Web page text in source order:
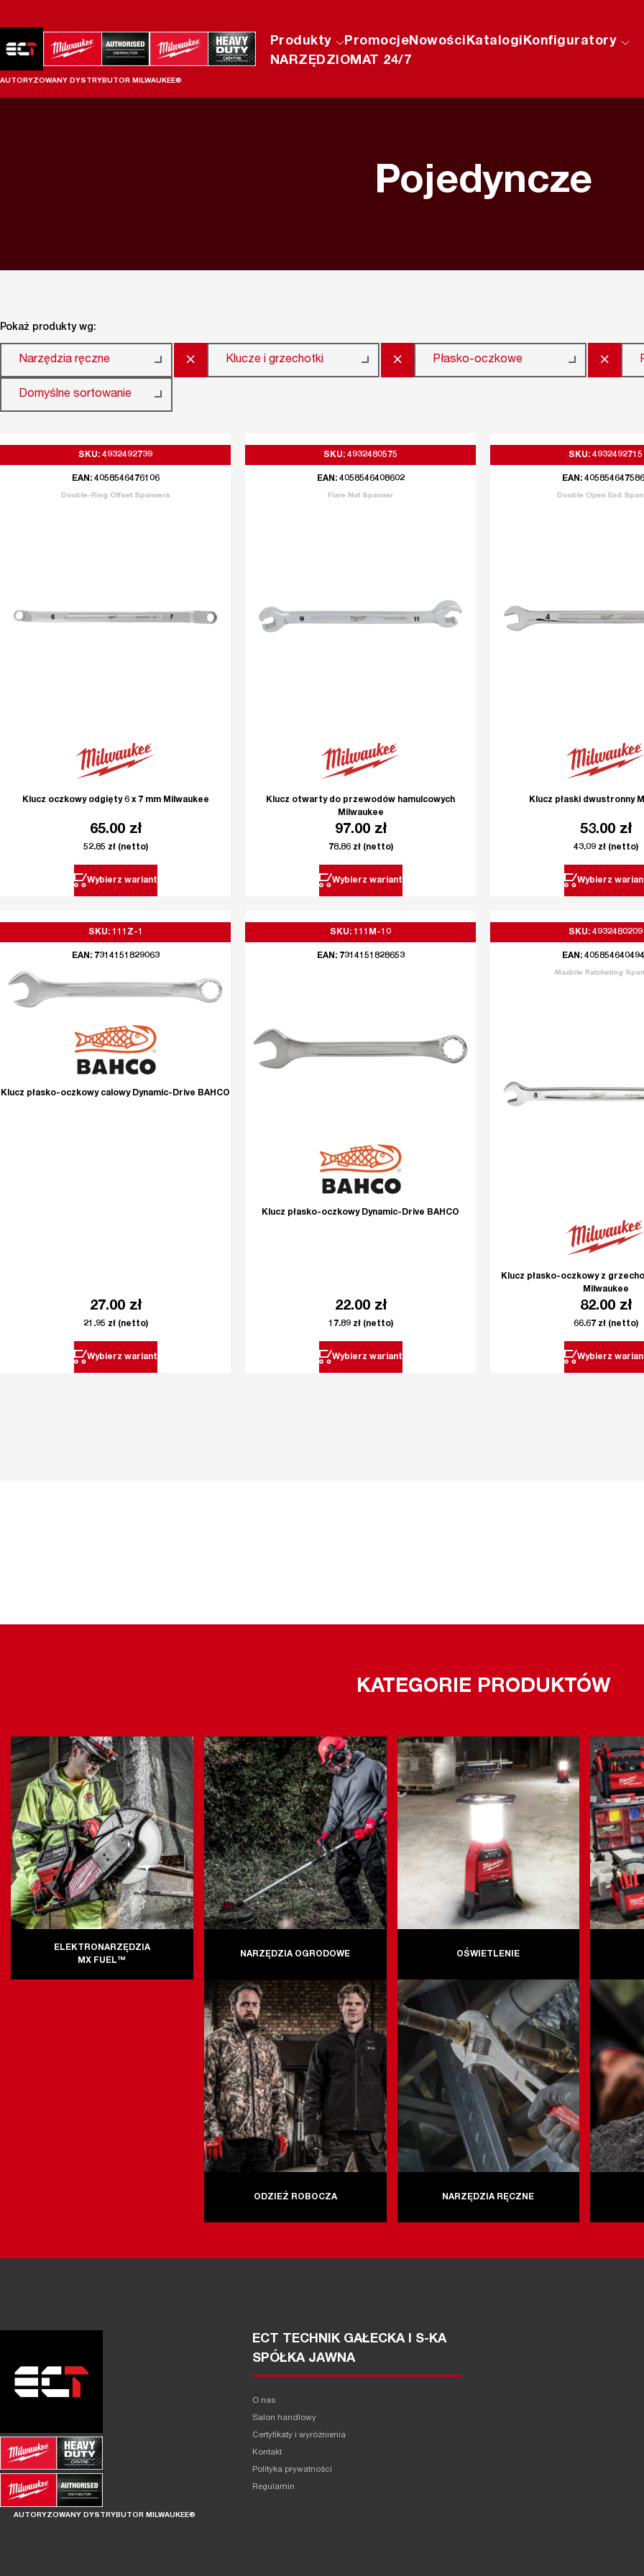
AUTORYZOWANY DYSTRYBUTOR MILWAUKEE®
Produkty PromocjeNowościKatalogiKonfiguratory
NARZĘDZIOMAT 24/7
Pojedyncze
Pokaż produkty wg:
Narzędzia ręczne × Klucze i grzechotki × Płasko-oczkowe ×
Domyślne sortowanie
SKU: 4932492739
EAN: 4058546476106
Double-Ring Offset Spanners
Klucz oczkowy odgięty 6 x 7 mm Milwaukee
65.00 zł
52.85 zł(netto)
Wybierz wariant
SKU: 4932480575
EAN: 4058546408602
Flare Nut Spanner
Klucz otwarty do przewodów hamulcowych
Milwaukee
97.00 zł
78.86 zł(netto)
Wybierz wariant
SKU: 4932492715
EAN:
Double Open End
Klucz płaski dwustronny
53.00 zł
43.09 zł(netto)
Wybierz
SKU: 111Z-1
EAN: 7314151829063
Klucz płasko-oczkowy calowy Dynamic-Drive BAHCO
27.00 zł
21.95 zł(netto)
Wybierz wariant
SKU: 111M-10
EAN: 7314151828653
Klucz płasko-oczkowy Dynamic-Drive BAHCO
22.00 zł
17.89 zł(netto)
Wybierz wariant
SKU: 4932480209
EAN:
Maxbite Ratcheting
Klucz płasko-oczkowy z
Milwaukee
82.00 zł
66.67 zł(netto)
Wybierz
KATEGORIE PRODUKTÓW
ELEKTRONARZĘDZIA
MX FUEL™
NARZĘDZIA OGRODOWE OŚWIETLENIE
ODZIEŻ ROBOCZA NARZĘDZIA RĘCZNE
AUTORYZOWANY DYSTRYBUTOR MILWAUKEE®
ECT TECHNIK GAŁECKA I S-KA
SPÓŁKA JAWNA
O nas
Salon handlowy
Certyfikaty i wyróżnienia
Kontakt
Polityka prywatności
Regulamin